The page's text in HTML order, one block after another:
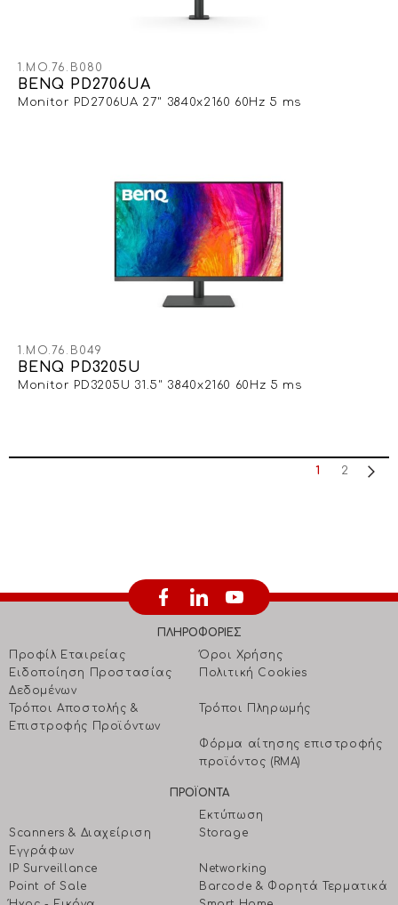
1.MO.76.B080
BENQ PD2706UA
Monitor PD2706UA 27" 3840x2160 60Hz 5 ms
1.MO.76.B049
BENQ PD3205U
Monitor PD3205U 31.5" 3840x2160 60Hz 5 ms
1 2
ΠΛΗΡΟΦΟΡΙΕΣ
Προφίλ Εταιρείας
Όροι Χρήσης
Ειδοποίηση Προστασίας
Δεδομένων
Πολιτική Cookies
Τρόποι Αποστολής &
Επιστροφής Προϊόντων
Τρόποι Πληρωμής
Φόρμα αίτησης επιστροφής
προϊόντος (RMA)
ΠΡΟΪΟΝΤΑ
Εκτύπωση
Scanners & Διαχείριση
Eγγράφων
Storage
IP Surveillance
Networking
Point of Sale
Barcode & Φορητά Τερματικά